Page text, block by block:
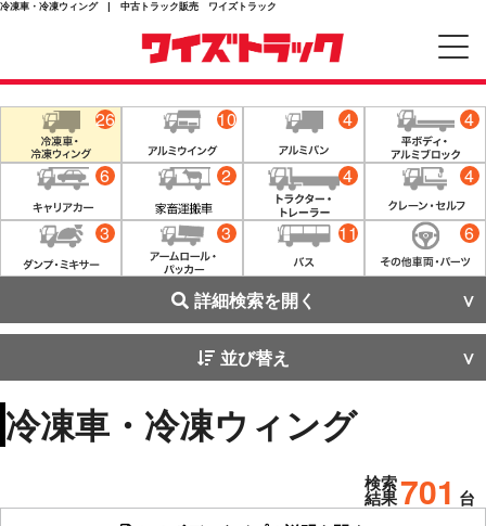
冷凍車・冷凍ウィング | 中古トラック販売 ワイズトラック
26 10 4 4
6 2 4 4
3 3 11 6
詳細検索を開く
並び替え
冷凍車・冷凍ウィング
検索
結果701 台